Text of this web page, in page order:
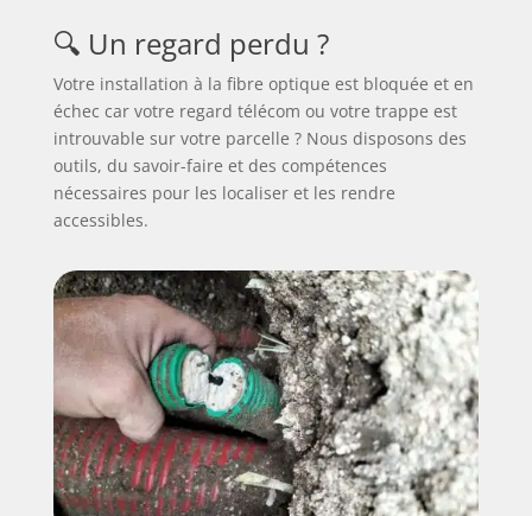
🔍 Un regard perdu ?
Votre installation à la fibre optique est bloquée et en
échec car votre regard télécom ou votre trappe est
introuvable sur votre parcelle ? Nous disposons des
outils, du savoir-faire et des compétences
nécessaires pour les localiser et les rendre
accessibles.